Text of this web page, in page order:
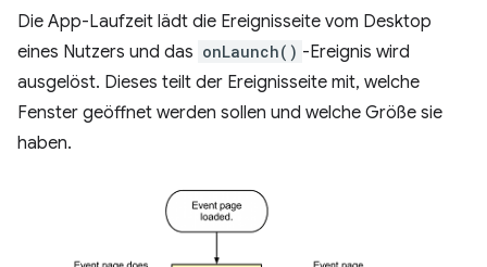
Die App-Laufzeit lädt die Ereignisseite vom Desktop
eines Nutzers und das onLaunch() -Ereignis wird
ausgelöst. Dieses teilt der Ereignisseite mit, welche
Fenster geöffnet werden sollen und welche Größe sie
haben.